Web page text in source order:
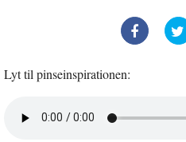
Lyt til pinseinspirationen: